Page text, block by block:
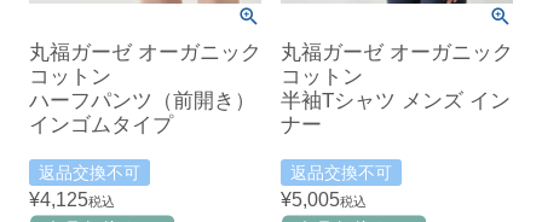
丸福ガーゼ オーガニック
コットン
ハーフパンツ（前開き）
インゴムタイプ
返品交換不可
¥4,125税込
丸福ガーゼ オーガニック
コットン
半袖Tシャツ メンズ イン
ナー
返品交換不可
¥5,005税込